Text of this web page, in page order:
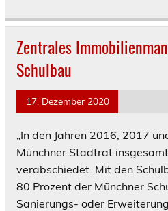
Zentrales
Schulbau
17. Dezember 2020
„In den Jahren 2016, 2017
Münchner Stadtrat
verabschiedet. Mit den
80 Prozent der Münchner
Sanierungs- oder